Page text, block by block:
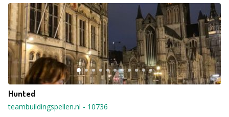
Hunted
teambuildingspellen.nl - 10736